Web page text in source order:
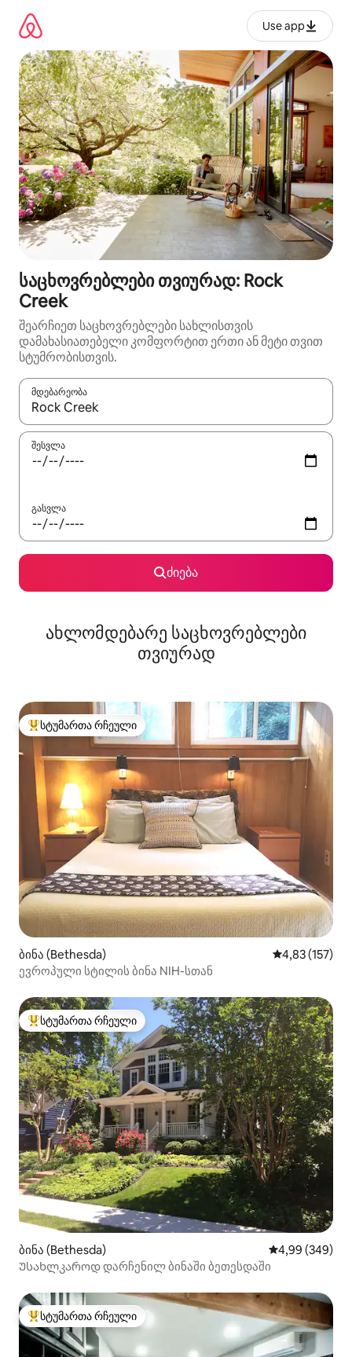
გადასვლა
Use app
საცხოვრებლები თვიურად: Rock
Creek
შეარჩიეთ საცხოვრებლები სახლისთვის
დამახასიათებელი კომფორტით ერთი ან მეტი თვით
სტუმრობისთვის.
მდებარეობა
როცა შედეგები ხელმისაწვდომი გახდება, ნავიგაციისთვის
შესვლა
გასვლა
ძიება
ახლომდებარე საცხოვრებლები
თვიურად
სტუმართა რჩეული მოწინავე ვარიანტი
სტუმართა რჩეული
ბინა (Bethesda) საშუალო
4,83 (157)
ევროპული სტილის ბინა NIH-სთან
სტუმართა რჩეული მოწინავე ვარიანტი
სტუმართა რჩეული
ბინა (Bethesda) საშუალო
4,99 (349)
Უსახლკაროდ დარჩენილ ბინაში ბეთესდაში
სტუმართა რჩეული მოწინავე ვარიანტი
სტუმართა რჩეული